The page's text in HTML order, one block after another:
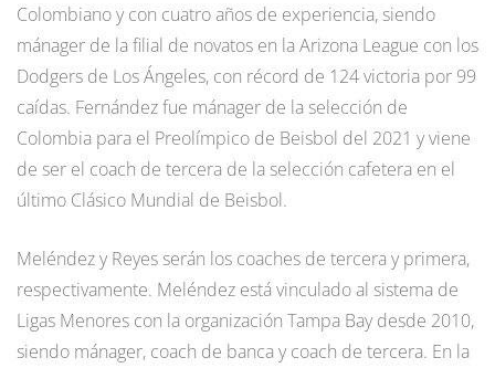
Colombiano y con cuatro años de experiencia, siendo
mánager de la filial de novatos en la Arizona League con los
Dodgers de Los Ángeles, con récord de 124 victoria por 99
caídas. Fernández fue mánager de la selección de
Colombia para el Preolímpico de Beisbol del 2021 y viene
de ser el coach de tercera de la selección cafetera en el
último Clásico Mundial de Beisbol.
Meléndez y Reyes serán los coaches de tercera y primera,
respectivamente. Meléndez está vinculado al sistema de
Ligas Menores con la organización Tampa Bay desde 2010,
siendo mánager, coach de banca y coach de tercera. En la